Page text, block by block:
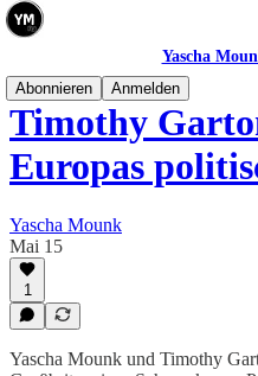
Yascha
Abonnieren
Anmelden
Timothy
Europas
Yascha Mounk
Mai 15
1
Yascha Mounk und Timothy